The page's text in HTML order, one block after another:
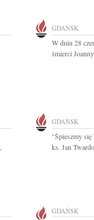
GDAŃSK
W dniu 28
śmierci
GDAŃSK
"Śpieszmy
ks. Jan
GDAŃSK